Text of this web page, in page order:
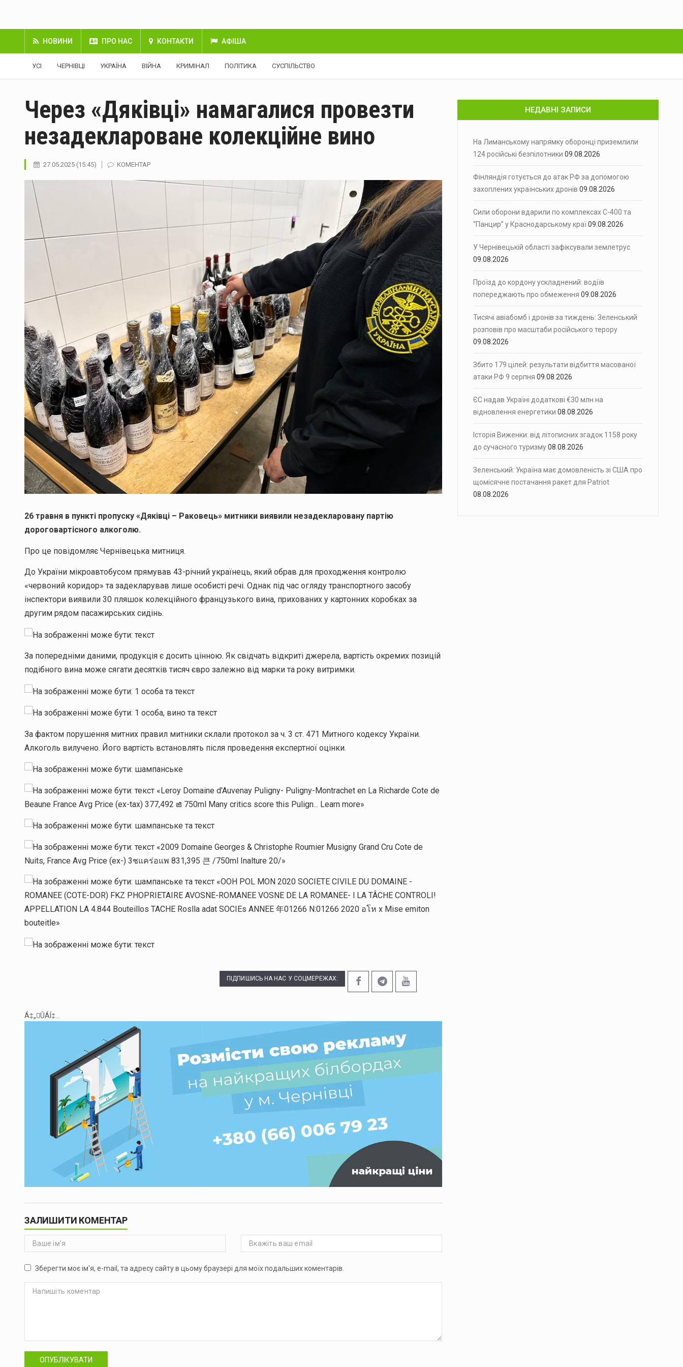
НОВИНИ ПРО НАС КОНТАКТИ АФІША
УСІ ЧЕРНІВЦІ УКРАЇНА ВІЙНА КРИМІНАЛ ПОЛІТИКА СУСПІЛЬСТВО
Через «Дяківці» намагалися провезти
незадеклароване колекційне вино
27.05.2025 (15:45) КОМЕНТАР
26 травня в пункті пропуску «Дяківці – Раковець» митники виявили незадекларовану партію
дороговартісного алкоголю.
Про це повідомляє Чернівецька митниця.
До України мікроавтобусом прямував 43-річний українець, який обрав для проходження контролю
«червоний коридор» та задекларував лише особисті речі. Однак під час огляду транспортного засобу
інспектори виявили 30 пляшок колекційного французького вина, прихованих у картонних коробках за
другим рядом пасажирських сидінь.
За попередніми даними, продукція є досить цінною. Як свідчать відкриті джерела, вартість окремих позицій
подібного вина може сягати десятків тисяч євро залежно від марки та року витримки.
За фактом порушення митних правил митники склали протокол за ч. 3 ст. 471 Митного кодексу України.
Алкоголь вилучено. Його вартість встановлять після проведення експертної оцінки.
ПІДПИШИСЬ НА НАС У СОЦМЕРЕЖАХ:
Á‡„ÛÁÍ‡...
ЗАЛИШИТИ КОМЕНТАР
Зберегти моє ім'я, e-mail, та адресу сайту в цьому браузері для моїх подальших коментарів.
ОПУБЛІКУВАТИ
НЕДАВНІ ЗАПИСИ
На Лиманському напрямку оборонці приземлили
124 російські безпілотники 09.08.2026
Фінляндія готується до атак РФ за допомогою
захоплених українських дронів 09.08.2026
Сили оборони вдарили по комплексах С-400 та
“Панцир” у Краснодарському краї09.08.2026
У Чернівецькій області зафіксували землетрус
09.08.2026
Проїзд до кордону ускладнений: водіїв
попереджають про обмеження 09.08.2026
Тисячі авіабомб і дронів за тиждень: Зеленський
розповів про масштаби російського терору
09.08.2026
Збито 179 цілей: результати відбиття масованої
атаки РФ 9 серпня 09.08.2026
ЄС надав Україні додаткові €30 млн на
відновлення енергетики 08.08.2026
Історія Виженки: від літописних згадок 1158 року
до сучасного туризму08.08.2026
Зеленський: Україна має домовленість зі США про
щомісячне постачання ракет для Patriot
08.08.2026